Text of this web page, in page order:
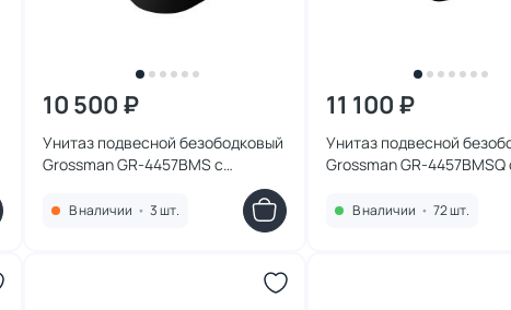
10 500 ₽
Унитаз подвесной безободковый
Grossman GR-4457BMS с
микролифтом, черный матовый
В наличии • 3 шт.
11 100 ₽
Унитаз подвесной
Grossman GR-4457BMSQ
микролифтом, черный
В наличии • 72 шт.